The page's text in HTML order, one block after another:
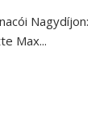
Nagydíjon:
Max...